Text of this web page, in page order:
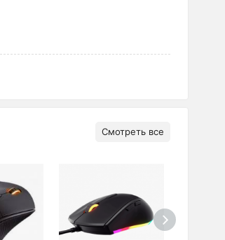
Смотреть все